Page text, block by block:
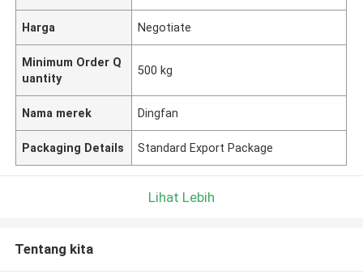
Harga Negotiate
Minimum Order Q
uantity
500 kg
Nama merek Dingfan
Packaging Details Standard Export Package
Lihat Lebih
Tentang kita